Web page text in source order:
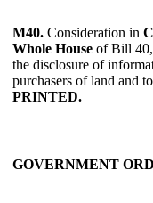
M40. Consideration in
Whole House of Bill
the disclosure of
purchasers of land and
PRINTED.
GOVERNMENT